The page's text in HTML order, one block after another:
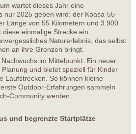
wartet dieses Jahr eine
nur 2025 geben wird: der Koasa-55-
Länge von 55 Kilometern und 3.900
einmalige Strecke ein
Naturerlebnis, das selbst
an ihre Grenzen bringt.
im Mittelpunkt: Ein neuer
und bietet speziell für Kinder
Laufstrecken. So können kleine
Outdoor-Erfahrungen sammeln
Community werden.
und begrenzte Startplätze